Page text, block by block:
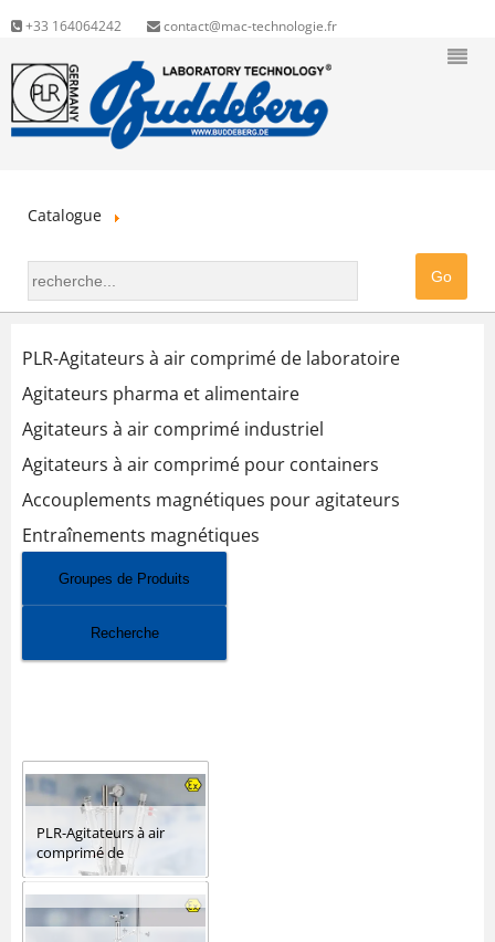
+33 164064242 contact@mac-technologie.fr
Catalogue
PLR-Agitateurs à air comprimé de laboratoire
Agitateurs pharma et alimentaire
Agitateurs à air comprimé industriel
Agitateurs à air comprimé pour containers
Accouplements magnétiques pour agitateurs
Entraînements magnétiques
Groupes de Produits
Recherche
PLR-Agitateurs à air
comprimé de
laboratoire